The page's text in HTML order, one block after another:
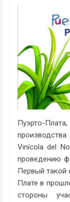
Пуэрто-
Vinícola del
проведению
Первый такой
Плате в
стороны